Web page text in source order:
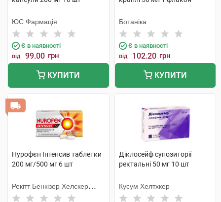
ЮС Фармація
Є в наявності
від 99.00 грн
КУПИТИ
Ботаніка
Є в наявності
від 102.20 грн
КУПИТИ
Нурофєн Інтенсив таблетки
200 мг/500 мг 6 шт
Рекітт Бенкізер Хелскер
Інтернешнл
Діклосейф супозиторії
ректальні 50 мг 10 шт
Кусум Хелтхкер